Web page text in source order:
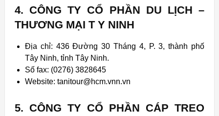
4. CÔNG TY CỔ PHẦN DU LỊCH –
THƯƠNG MẠI T Y NINH
Địa chỉ: 436 Đường 30 Tháng 4, P. 3, thành phố
Tây Ninh, tỉnh Tây Ninh.
Số fax: (0276) 3828645
Website: tanitour@hcm.vnn.vn
5. CÔNG TY CỔ PHẦN CÁP TREO